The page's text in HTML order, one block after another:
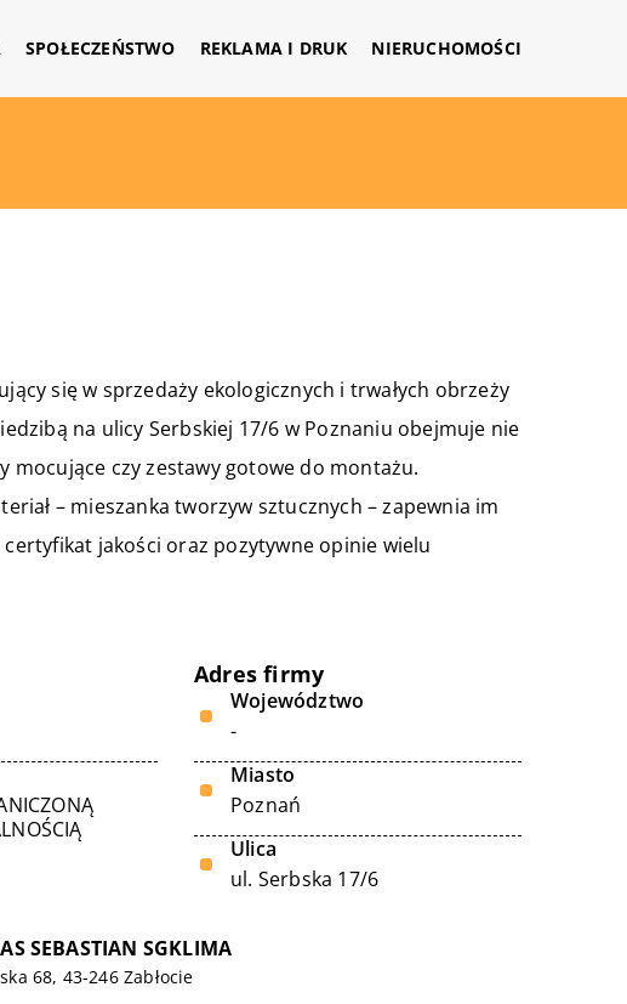
SPOŁECZEŃSTWO REKLAMA I DRUK NIERUCHOMOŚCI
się w sprzedaży ekologicznych i trwałych obrzeży
na ulicy Serbskiej 17/6 w Poznaniu obejmuje nie
czy zestawy gotowe do montażu.
– mieszanka tworzyw sztucznych – zapewnia im
jakości oraz pozytywne opinie wielu
Adres firmy
Województwo
-
Miasto
Poznań
Ulica
ul. Serbska 17/6
SEBASTIAN SGKLIMA
68, 43-246 Zabłocie